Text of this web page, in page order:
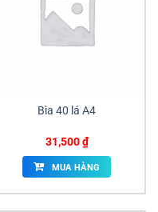
Bìa 40 lá A4
31,500₫
MUA HÀNG